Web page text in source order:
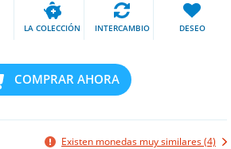
LA COLECCIÓN INTERCAMBIO DESEO
COMPRAR AHORA
Existen monedas muy similares (4)